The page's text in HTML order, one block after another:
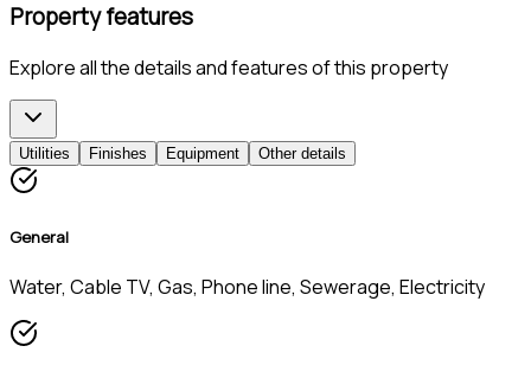
Property features
Explore all the details and features of this property
Utilities Finishes Equipment Other details
General
Water, Cable TV, Gas, Phone line, Sewerage, Electricity